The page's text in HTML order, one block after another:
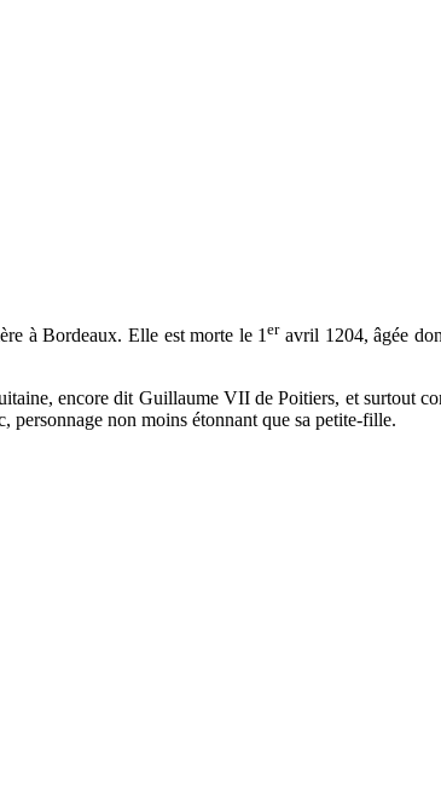
à Bordeaux. Elle est morte le 1eravril 1204, âgée
encore dit Guillaume VII de Poitiers, et surtout
personnage non moins étonnant que sa petite-fille.